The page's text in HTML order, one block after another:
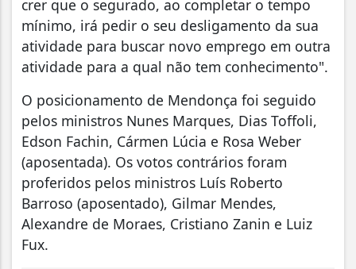
crer que o segurado, ao completar o tempo
mínimo, irá pedir o seu desligamento da sua
atividade para buscar novo emprego em outra
atividade para a qual não tem conhecimento".
O posicionamento de Mendonça foi seguido
pelos ministros Nunes Marques, Dias Toffoli,
Edson Fachin, Cármen Lúcia e Rosa Weber
(aposentada). Os votos contrários foram
proferidos pelos ministros Luís Roberto
Barroso (aposentado), Gilmar Mendes,
Alexandre de Moraes, Cristiano Zanin e Luiz
Fux.